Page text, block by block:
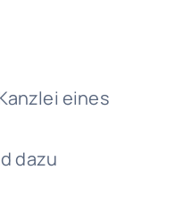
eines
dazu